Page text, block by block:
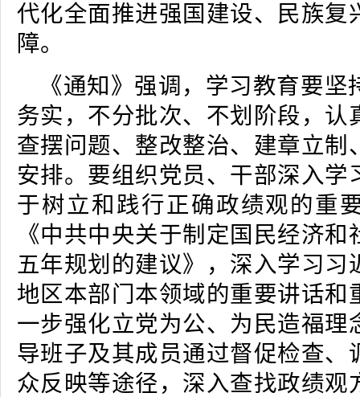
代化全面推进强国建设、民族复
障。
《通知》强调，学习教育要
务实，不分批次、不划阶段，认
查摆问题、整改整治、建章立制
安排。要组织党员、干部深入学
于树立和践行正确政绩观的重
《中共中央关于制定国民经济
五年规划的建议》，深入学习习
地区本部门本领域的重要讲话和
一步强化立党为公、为民造福理
导班子及其成员通过督促检查、
众反映等途径，深入查找政绩观